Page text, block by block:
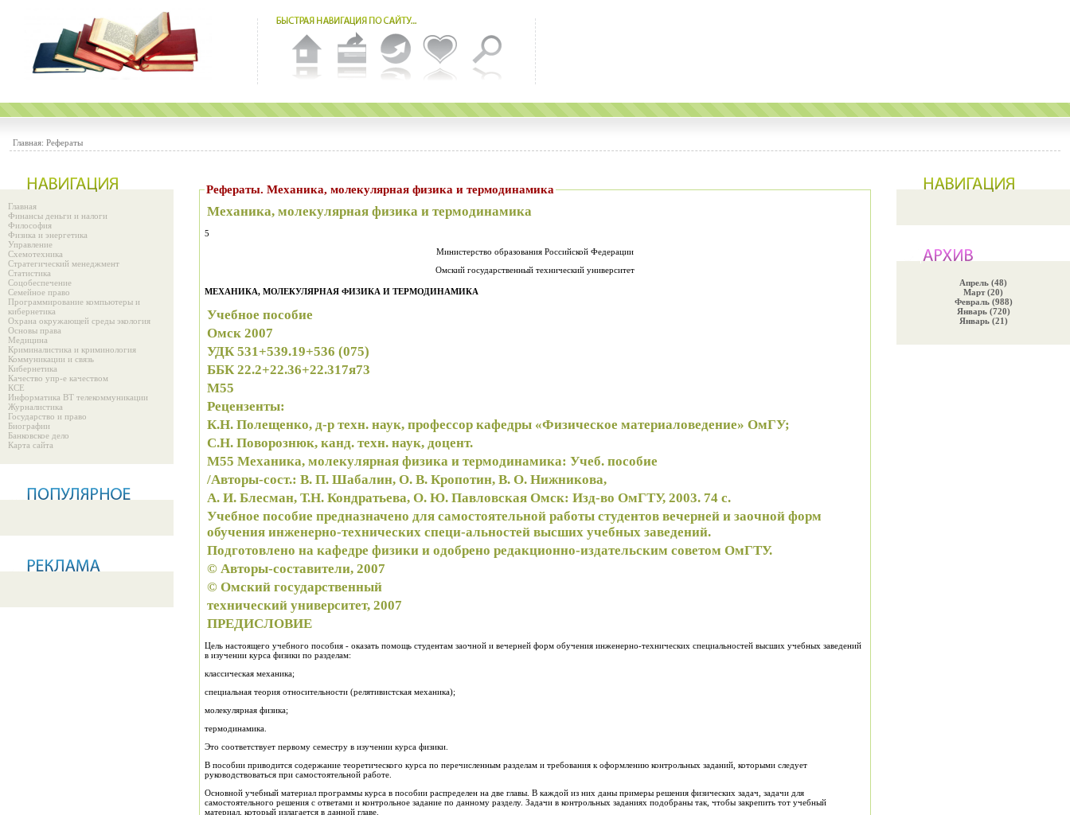
Главная: Рефераты
Главная
Финансы деньги и налоги
Философия
Физика и энергетика
Управление
Схемотехника
Стратегический менеджмент
Статистика
Соцобеспечение
Семейное право
Программирование компьютеры и
кибернетика
Охрана окружающей среды экология
Основы права
Медицина
Криминалистика и криминология
Коммуникации и связь
Кибернетика
Качество упр-е качеством
КСЕ
Информатика ВТ телекоммуникации
Журналистика
Государство и право
Биографии
Банковское дело
Карта сайта
Рефераты. Механика, молекулярная физика и термодинамика
Механика, молекулярная физика и термодинамика
5
Министерство образования Российской Федерации
Омский государственный технический университет
МЕХАНИКА, МОЛЕКУЛЯРНАЯ ФИЗИКА И ТЕРМОДИНАМИКА
Учебное пособие
Омск 2007
УДК 531+539.19+536 (075)
ББК 22.2+22.36+22.317я73
М55
Рецензенты:
К.Н. Полещенко, д-р техн. наук, профессор кафедры «Физическое материаловедение» ОмГУ;
С.Н. Поворознюк, канд. техн. наук, доцент.
М55 Механика, молекулярная физика и термодинамика: Учеб. пособие
/Авторы-сост.: В. П. Шабалин, О. В. Кропотин, В. О. Нижникова,
А. И. Блесман, Т.Н. Кондратьева, О. Ю. Павловская Омск: Изд-во ОмГТУ, 2003. 74 с.
Учебное пособие предназначено для самостоятельной работы студентов вечерней и заочной форм
обучения инженерно-технических специ-альностей высших учебных заведений.
Подготовлено на кафедре физики и одобрено редакционно-издательским советом ОмГТУ.
© Авторы-составители, 2007
© Омский государственный
технический университет, 2007
ПРЕДИСЛОВИЕ
Цель настоящего учебного пособия - оказать помощь студентам заочной и вечерней форм обучения инженерно-технических специальностей высших учебных заведений
в изучении курса физики по разделам:
классическая механика;
специальная теория относительности (релятивистская механика);
молекулярная физика;
термодинамика.
Это соответствует первому семестру в изучении курса физики.
В пособии приводится содержание теоретического курса по перечисленным разделам и требования к оформлению контрольных заданий, которыми следует
руководствоваться при самостоятельной работе.
Основной учебный материал программы курса в пособии распределен на две главы. В каждой из них даны примеры решения физических задач, задачи для
самостоятельного решения с ответами и контрольное задание по данному разделу. Задачи в контрольных заданиях подобраны так, чтобы закрепить тот учебный
материал, который излагается в данной главе.
Апрель (48)
Март (20)
Февраль (988)
Январь (720)
Январь (21)